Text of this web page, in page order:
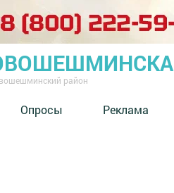
район
Опросы Реклама